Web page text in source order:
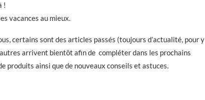
!
vacances au mieux.
certains sont des articles passés (toujours d’actualité, pour y
arrivent bientôt afin de compléter dans les prochains
produits ainsi que de nouveaux conseils et astuces.